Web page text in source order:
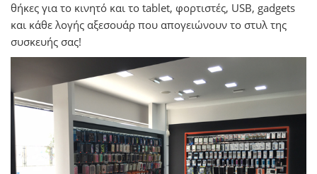
θήκες για το κινητό και το tablet, φορτιστές, USB, gadgets
και κάθε λογής αξεσουάρ που απογειώνουν το στυλ της
συσκευής σας!